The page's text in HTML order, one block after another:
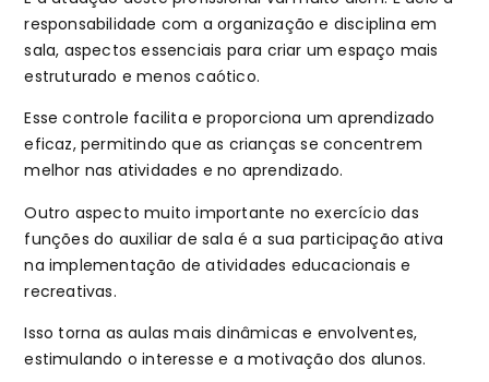
responsabilidade com a organização e disciplina em
sala, aspectos essenciais para criar um espaço mais
estruturado e menos caótico.
Esse controle facilita e proporciona um aprendizado
eficaz, permitindo que as crianças se concentrem
melhor nas atividades e no aprendizado.
Outro aspecto muito importante no exercício das
funções do auxiliar de sala é a sua participação ativa
na implementação de atividades educacionais e
recreativas.
Isso torna as aulas mais dinâmicas e envolventes,
estimulando o interesse e a motivação dos alunos.